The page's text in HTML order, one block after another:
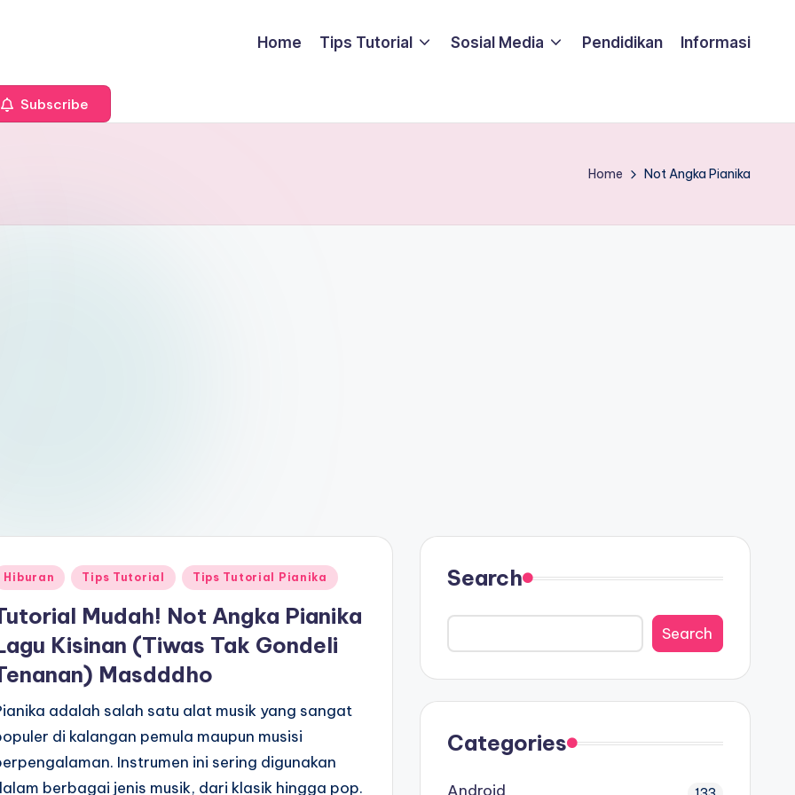
Home Tips Tutorial Sosial Media Pendidikan Informasi
Subscribe
Home Not Angka Pianika
Hiburan Tips Tutorial Tips Tutorial Pianika
Mudah! Not Angka Pianika
Kisinan (Tiwas Tak Gondeli
Masdddho
adalah salah satu alat musik yang sangat
di kalangan pemula maupun musisi
Instrumen ini sering digunakan
berbagai jenis musik, dari klasik hingga pop.
Search
Search
Categories
Android